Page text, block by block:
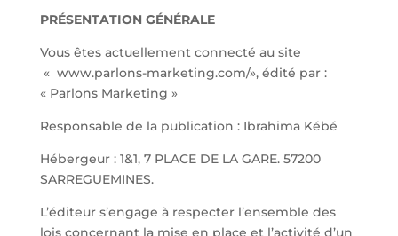
PRÉSENTATION GÉNÉRALE
Vous êtes actuellement connecté au site
« www.parlons-marketing.com/», édité par :
« Parlons Marketing »
Responsable de la publication : Ibrahima Kébé
Hébergeur : 1&1, 7 PLACE DE LA GARE. 57200
SARREGUEMINES.
L’éditeur s’engage à respecter l’ensemble des
lois concernant la mise en place et l’activité d’un